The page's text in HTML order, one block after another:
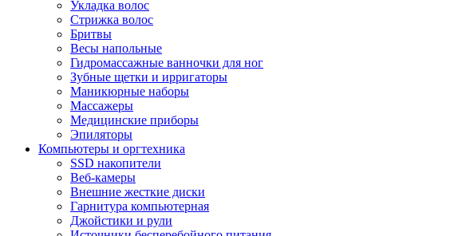
Укладка волос
Стрижка волос
Бритвы
Весы напольные
Гидромассажные ванночки для ног
Зубные щетки и ирригаторы
Маникюрные наборы
Массажеры
Медицинские приборы
Эпиляторы
Компьютеры и оргтехника
SSD накопители
Веб-камеры
Внешние жесткие диски
Гарнитура компьютерная
Джойстики и рули